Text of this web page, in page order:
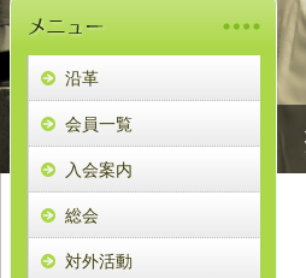
沿革
会員一覧
入会案内
総会
対外活動